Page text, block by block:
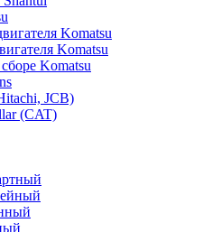
Komatsu
Komatsu
Komatsu
JCB)
(CAT)